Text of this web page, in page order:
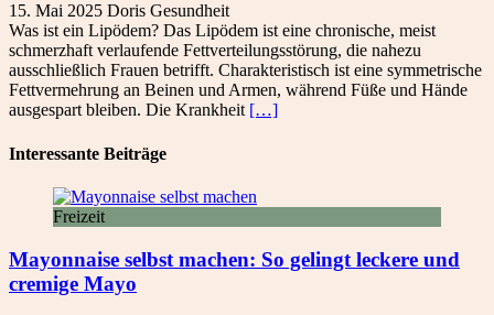
15. Mai 2025 Doris Gesundheit
Was ist ein Lipödem? Das Lipödem ist eine chronische, meist
schmerzhaft verlaufende Fettverteilungsstörung, die nahezu
ausschließlich Frauen betrifft. Charakteristisch ist eine symmetrische
Fettvermehrung an Beinen und Armen, während Füße und Hände
ausgespart bleiben. Die Krankheit […]
Interessante Beiträge
Freizeit
Mayonnaise selbst machen: So gelingt leckere und
cremige Mayo